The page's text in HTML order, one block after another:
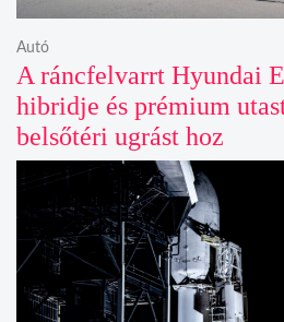
A ráncfelvarrt Hyundai
hibridje és prémium
belsőtéri ugrást hoz
Autó